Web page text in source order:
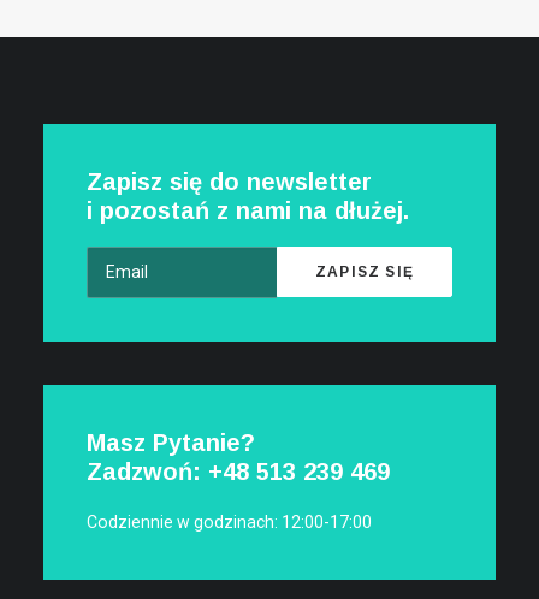
Zapisz się do newsletter
i pozostań z nami na dłużej.
Masz Pytanie?
Zadzwoń: +48 513 239 469
Codziennie w godzinach: 12:00-17:00